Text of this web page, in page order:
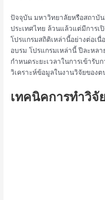
ปัจจุบัน มหาวิทยาลัยหรือสถาบั
ประเทศไทย ล้วนแล้วแต่มีการเ
โปรแกรมสถิติเหล่านี้อย่างต่อเ
อบรม โปรแกรมเหล่านี้ ปีละหล
กำหนดระยะเวลาในการเข้ารับ
วิเคราะห์ข้อมูลในงานวิจัยของต
เทคนิคการทำวิ